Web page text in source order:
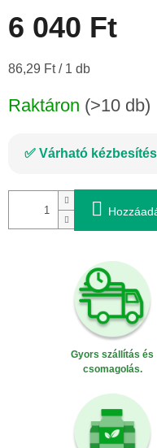
6 040 Ft
Egységár:
86,29 Ft / 1 db
Raktáron (>10 db)
Várható
Gyors szállítás és
csomagolás.